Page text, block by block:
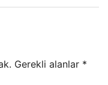
Gerekli alanlar *